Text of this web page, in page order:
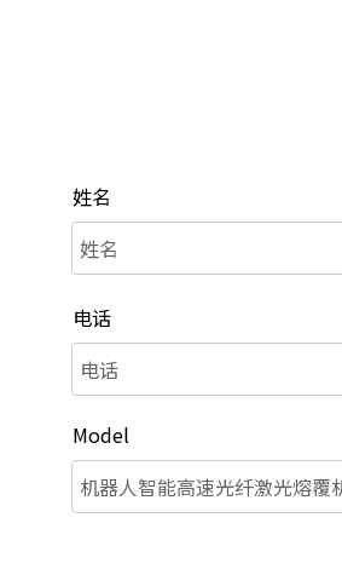
姓名
电话
Model